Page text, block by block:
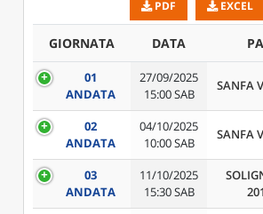
PDF EXCEL
GIORNATA DATA
01
ANDATA
27/09/2025
15:00 SAB
SANFA
02
ANDATA
04/10/2025
10:00 SAB
SANFA
03
ANDATA
11/10/2025
15:30 SAB